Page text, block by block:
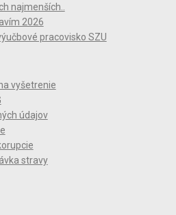
najmenších..
2026
pracovisko SZU
vyšetrenie
údajov
stravy